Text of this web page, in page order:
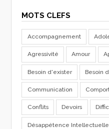
MOTS CLEFS
Accompagnement
Agressivité Amour
Besoin d'exister Besoin
Communication
Conflits Devoirs
Désappétence Intellectuelle